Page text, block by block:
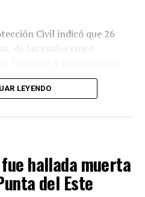
Civil indicó que 26
de las cuales cinco
inmuebles se evacuó de
personas,
del sismo.
muestran
y pilas de escombros; en
se vino abajo sobre
envuelta en polvo. En
LEYENDO
hallada muerta
del Este